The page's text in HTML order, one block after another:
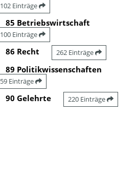
102 Einträge
85 Betriebswirtschaft
100 Einträge
86 Recht 262 Einträge
89 Politikwissenschaften
59 Einträge
90 Gelehrte 220 Einträge